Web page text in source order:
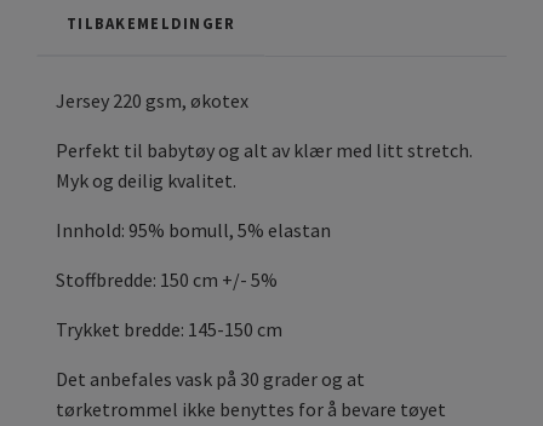
TILBAKEMELDINGER
Jersey 220 gsm, økotex
Perfekt til babytøy og alt av klær med litt stretch.
Myk og deilig kvalitet.
Innhold: 95% bomull, 5% elastan
Stoffbredde: 150 cm +/- 5%
Trykket bredde: 145-150 cm
Det anbefales vask på 30 grader og at
tørketrommel ikke benyttes for å bevare tøyet